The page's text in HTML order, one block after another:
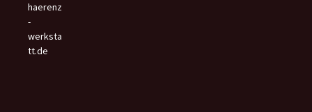
haerenz
-
werksta
tt.de